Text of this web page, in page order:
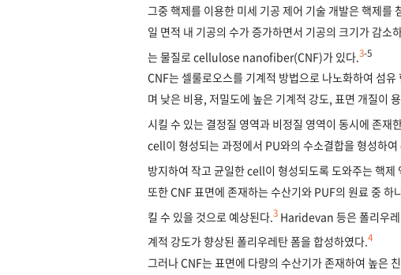
그중 핵제를 이용한 미세 기공 제어 기술 개발은 핵제를
일 면적 내 기공의 수가 증가하면서 기공의 크기가 감
는 물질로 cellulose nanofiber(CNF)가 있다. 3-5
CNF는 셀룰로오스를 기계적 방법으로 나노화하여 섬
며 낮은 비용, 저밀도에 높은 기계적 강도, 표면 개질이
시킬 수 있는 결정질 영역과 비정질 영역이 동시에 존재
cell이 형성되는 과정에서 PU와의 수소결합을 형성하
방지하여 작고 균일한 cell이 형성되도록 도와주는 핵제
또한 CNF 표면에 존재하는 수산기와 PUF의 원료 중
킬 수 있을 것으로 예상된다. 3 Haridevan 등은 폴리우레
계적 강도가 향상된 폴리우레탄 폼을 합성하였다. 4
그러나 CNF는 표면에 다량의 수산기가 존재하여 높은